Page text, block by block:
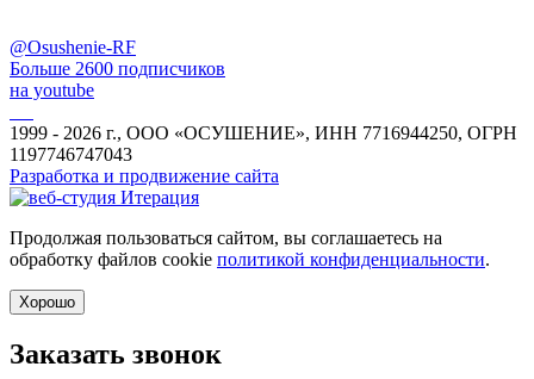
@Osushenie-RF
Больше 2600 подписчиков
на youtube
1999 - 2026 г., ООО «ОСУШЕНИЕ», ИНН 7716944250, ОГРН
1197746747043
Разработка и продвижение сайта
Продолжая пользоваться сайтом, вы соглашаетесь на
обработку файлов cookie политикой конфиденциальности.
Хорошо
Заказать звонок